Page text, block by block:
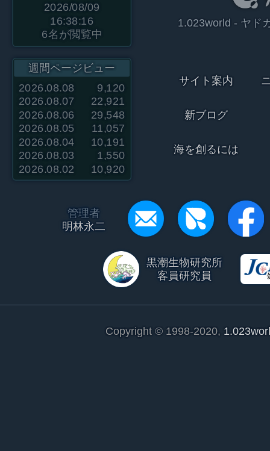
2026/08/09
16:38:16
6名が閲覧中
週間ページビュー
2026.08.08
9,120
2026.08.07
22,921
2026.08.06
29,548
2026.08.05
11,057
2026.08.04
10,191
2026.08.03
1,550
2026.08.02
10,920
1.023world - ヤド
サイト案内
新ブログ
海を創るには
管理者
明林永二
黒潮生物研究所
客員研究員
Copyright © 1998-2020,